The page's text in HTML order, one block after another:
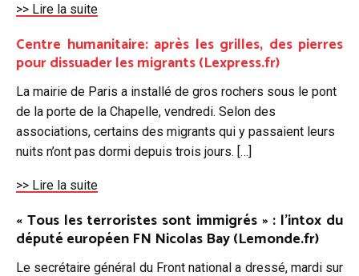
>> Lire la suite
Centre humanitaire: après les grilles, des pierres
pour dissuader les migrants (Lexpress.fr)
La mairie de Paris a installé de gros rochers sous le pont
de la porte de la Chapelle, vendredi. Selon des
associations, certains des migrants qui y passaient leurs
nuits n’ont pas dormi depuis trois jours. […]
>> Lire la suite
« Tous les terroristes sont immigrés » : l’intox du
député européen FN Nicolas Bay (Lemonde.fr)
Le secrétaire général du Front national a dressé, mardi sur